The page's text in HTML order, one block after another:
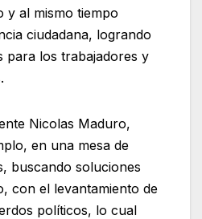
y al mismo tiempo
ciudadana, logrando
para los trabajadores y
Nicolas Maduro,
en una mesa de
buscando soluciones
con el levantamiento de
políticos, lo cual